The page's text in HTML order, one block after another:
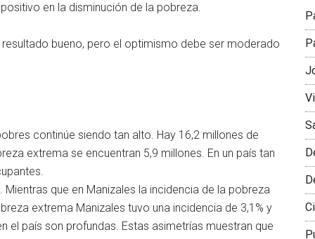
en la disminución de la pobreza.
bueno, pero el optimismo debe ser moderado
continúe siendo tan alto. Hay 16,2 millones de
extrema se encuentran 5,9 millones. En un país tan
que en Manizales la incidencia de la pobreza
extrema Manizales tuvo una incidencia de 3,1% y
el país son profundas. Estas asimetrías muestran que